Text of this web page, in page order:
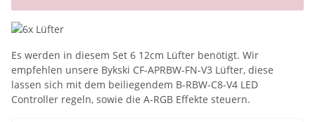
x
Es werden in diesem Set 6 12cm Lüfter benötigt. Wir
empfehlen unsere Bykski CF-APRBW-FN-V3 Lüfter, diese
lassen sich mit dem beiliegendem B-RBW-C8-V4 LED
Controller regeln, sowie die A-RGB Effekte steuern.